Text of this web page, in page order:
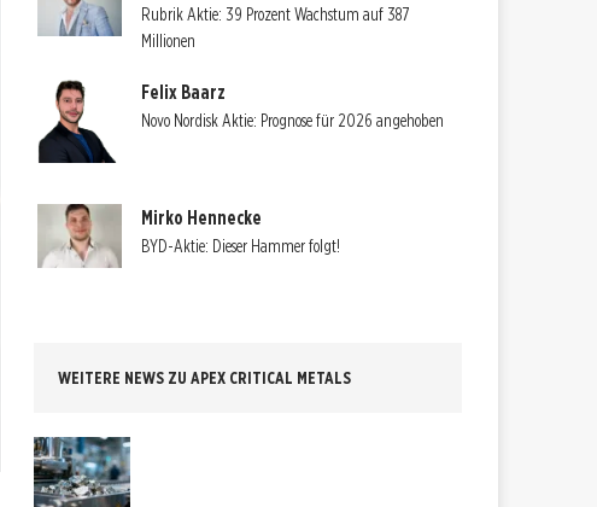
Rubrik Aktie: 39 Prozent Wachstum auf 387
Millionen
Felix Baarz
Novo Nordisk Aktie: Prognose für 2026 angehoben
Mirko Hennecke
BYD-Aktie: Dieser Hammer folgt!
WEITERE NEWS ZU APEX CRITICAL METALS